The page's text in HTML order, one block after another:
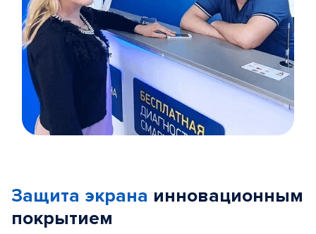
5
Защита экрана инновационным
покрытием